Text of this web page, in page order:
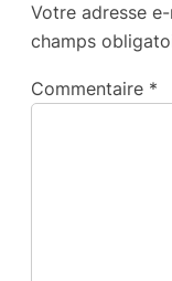
Votre adresse
champs
Commentaire *